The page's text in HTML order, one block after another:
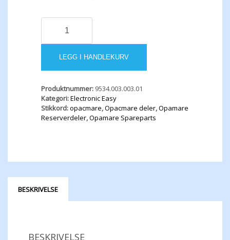
Opacmare
digital
antall
LEGG I HANDLEKURV
Produktnummer: 9534.003.003.01
Kategori:Electronic Easy
Stikkord:opacmare,Opacmare deler,Opamare
Reserverdeler,Opamare Spareparts
BESKRIVELSE
BESKRIVELSE